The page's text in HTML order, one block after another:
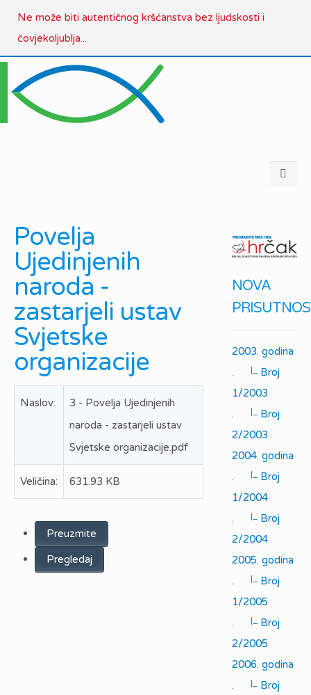
Ne može biti autentičnog kršćanstva bez ljudskosti i
čovjekoljublja...
Povelja
Ujedinjenih
naroda -
zastarjeli ustav
Svjetske
organizacije
Naslov:
3 - Povelja Ujedinjenih
naroda - zastarjeli ustav
Svjetske organizacije.pdf
Veličina: 631.93 KB
Preuzmite
Pregledaj
NOVA
2003. godina
.
|_ Broj
1/2003
.
|_ Broj
2/2003
2004. godina
.
|_ Broj
1/2004
.
|_ Broj
2/2004
2005. godina
.
|_ Broj
1/2005
.
|_ Broj
2/2005
2006. godina
.
|_ Broj